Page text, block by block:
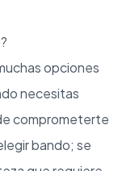
opciones
necesitas
comprometerte
bando; se